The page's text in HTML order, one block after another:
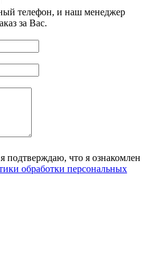
телефон, и наш менеджер
за Вас.
подтверждаю, что я ознакомлен
обработки персональных